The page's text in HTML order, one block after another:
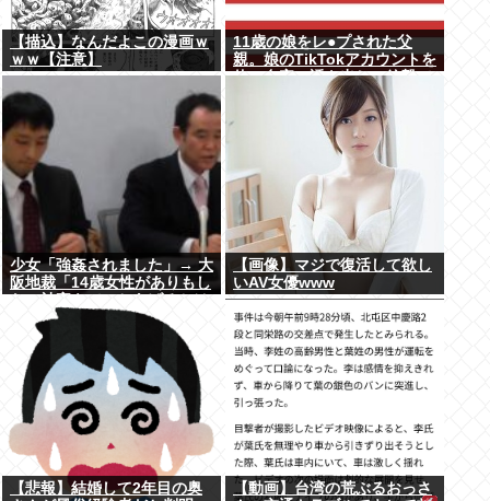
【描込】なんだよこの漫画ｗ
ｗｗ【注意】
11歳の娘をレ●プされた父
親。娘のTikTokアカウントを
使い自宅に誘き出し、銃撃で
少女「強姦されました」→ 大
阪地裁「14歳女性がありもし
考えにくい」→懲役12年→元
少女「嘘でしたw」
【画像】マジで復活して欲し
いAV女優www
【悲報】結婚して2年目の奥
【動画】台湾の荒ぶるおっさ